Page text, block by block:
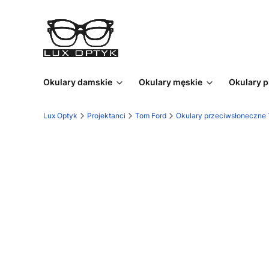
Okulary damskie Okulary męskie Okulary
Lux Optyk Projektanci Tom Ford Okulary przeciwsłoneczne